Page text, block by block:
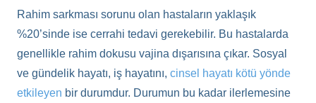
Rahim sarkması sorunu olan hastaların yaklaşık
%20’sinde ise cerrahi tedavi gerekebilir. Bu hastalarda
genellikle rahim dokusu vajina dışarısına çıkar. Sosyal
ve gündelik hayatı, iş hayatını, cinsel hayatı kötü yönde
etkileyen bir durumdur. Durumun bu kadar ilerlemesine